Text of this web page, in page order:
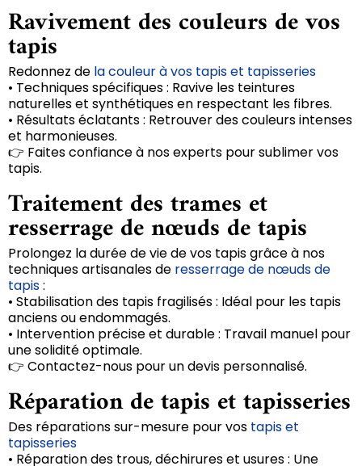
Ravivement des couleurs de vos
tapis
Redonnez de la couleur à vos tapis et tapisseries
• Techniques spécifiques : Ravive les teintures
naturelles et synthétiques en respectant les fibres.
• Résultats éclatants : Retrouver des couleurs intenses
et harmonieuses.
👉 Faites confiance à nos experts pour sublimer vos
tapis.
Traitement des trames et
resserrage de nœuds de tapis
Prolongez la durée de vie de vos tapis grâce à nos
techniques artisanales de resserrage de nœuds de
tapis:
• Stabilisation des tapis fragilisés : Idéal pour les tapis
anciens ou endommagés.
• Intervention précise et durable : Travail manuel pour
une solidité optimale.
👉 Contactez-nous pour un devis personnalisé.
Réparation de tapis et tapisseries
Des réparations sur-mesure pour vos tapis et
tapisseries
• Réparation des trous, déchirures et usures : Une